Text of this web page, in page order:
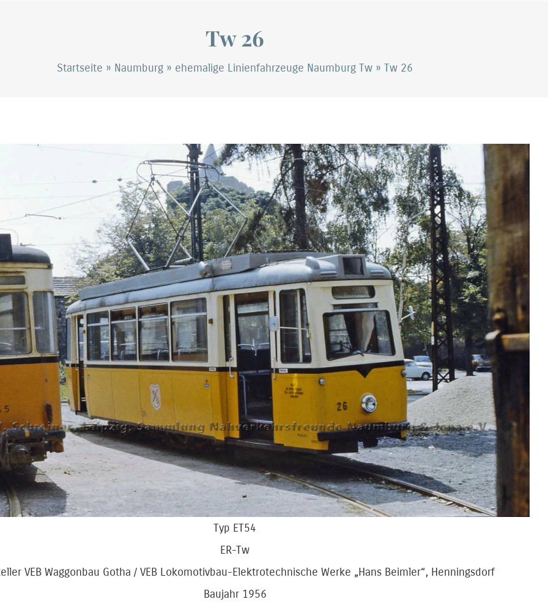
Tw 26
Startseite » Naumburg » ehemalige Linienfahrzeuge Naumburg Tw » Tw 26
Typ ET54
ER-Tw
VEB Waggonbau Gotha / VEB Lokomotivbau-Elektrotechnische Werke „Hans Beimler“, Henningsdorf
Baujahr 1956